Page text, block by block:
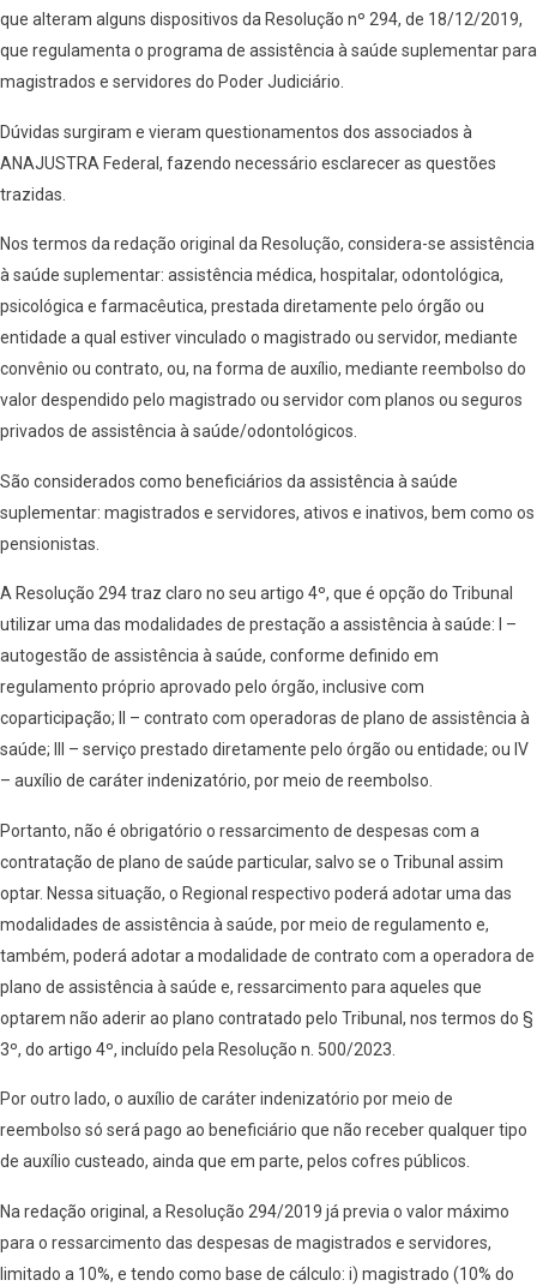
que alteram alguns dispositivos da Resolução nº 294, de 18/12/2019,
que regulamenta o programa de assistência à saúde suplementar para
magistrados e servidores do Poder Judiciário.
Dúvidas surgiram e vieram questionamentos dos associados à
ANAJUSTRA Federal, fazendo necessário esclarecer as questões
trazidas.
Nos termos da redação original da Resolução, considera-se assistência
à saúde suplementar: assistência médica, hospitalar, odontológica,
psicológica e farmacêutica, prestada diretamente pelo órgão ou
entidade a qual estiver vinculado o magistrado ou servidor, mediante
convênio ou contrato, ou, na forma de auxílio, mediante reembolso do
valor despendido pelo magistrado ou servidor com planos ou seguros
privados de assistência à saúde/odontológicos.
São considerados como beneficiários da assistência à saúde
suplementar: magistrados e servidores, ativos e inativos, bem como os
pensionistas.
A Resolução 294 traz claro no seu artigo 4º, que é opção do Tribunal
utilizar uma das modalidades de prestação a assistência à saúde: I –
autogestão de assistência à saúde, conforme definido em
regulamento próprio aprovado pelo órgão, inclusive com
coparticipação; II – contrato com operadoras de plano de assistência à
saúde; III – serviço prestado diretamente pelo órgão ou entidade; ou IV
– auxílio de caráter indenizatório, por meio de reembolso.
Portanto, não é obrigatório o ressarcimento de despesas com a
contratação de plano de saúde particular, salvo se o Tribunal assim
optar. Nessa situação, o Regional respectivo poderá adotar uma das
modalidades de assistência à saúde, por meio de regulamento e,
também, poderá adotar a modalidade de contrato com a operadora de
plano de assistência à saúde e, ressarcimento para aqueles que
optarem não aderir ao plano contratado pelo Tribunal, nos termos do §
3º, do artigo 4º, incluído pela Resolução n. 500/2023.
Por outro lado, o auxílio de caráter indenizatório por meio de
reembolso só será pago ao beneficiário que não receber qualquer tipo
de auxílio custeado, ainda que em parte, pelos cofres públicos.
Na redação original, a Resolução 294/2019 já previa o valor máximo
para o ressarcimento das despesas de magistrados e servidores,
limitado a 10%, e tendo como base de cálculo: i) magistrado (10% do